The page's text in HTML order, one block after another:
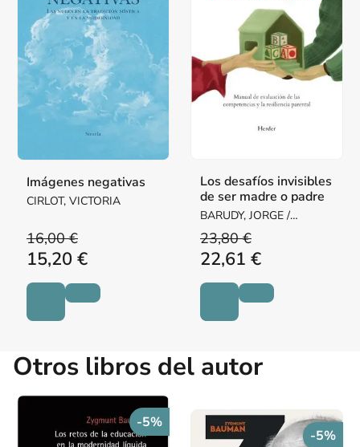
Imágenes negativas
CIRLOT, VICTORIA
16,00 €
15,20 €
Los desafíos invisibles
de ser madre o padre
BARUDY, JORGE /
DANTAGNAN, MARYORIE
23,80 €
22,61 €
Otros libros del autor
-5%
-5%